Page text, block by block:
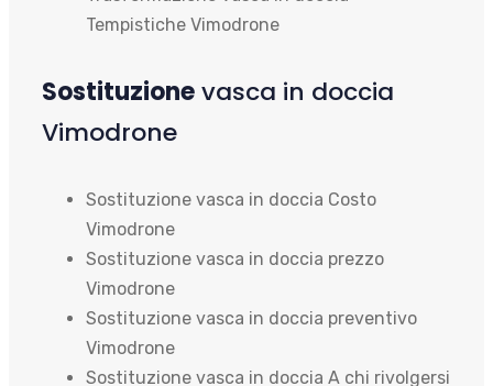
Tempistiche Vimodrone
Sostituzionevasca in doccia
Vimodrone
Sostituzione vasca in doccia Costo
Vimodrone
Sostituzione vasca in doccia prezzo
Vimodrone
Sostituzione vasca in doccia preventivo
Vimodrone
Sostituzione vasca in doccia A chi rivolgersi